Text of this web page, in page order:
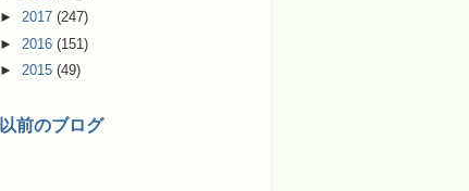
► 2017 (247)
► 2016 (151)
► 2015 (49)
以前のブログ